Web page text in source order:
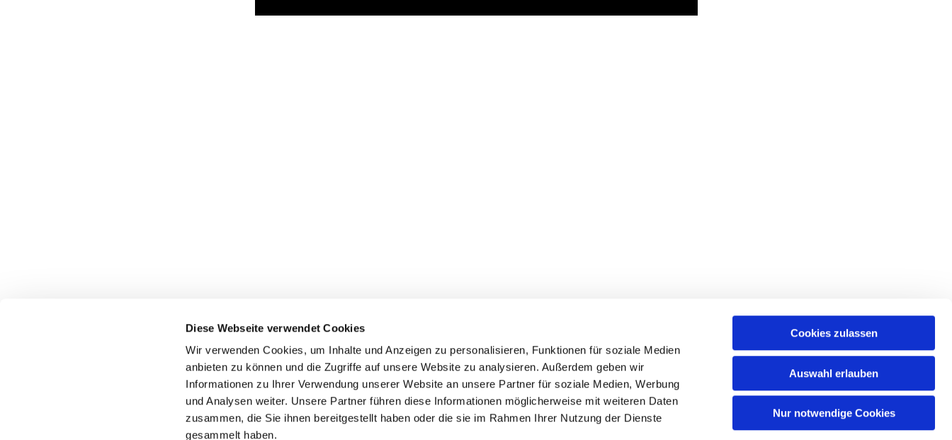
Diese Webseite verwendet Cookies
Wir verwenden Cookies, um Inhalte und Anzeigen zu personalisieren, Funktionen für soziale Medien
anbieten zu können und die Zugriffe auf unsere Website zu analysieren. Außerdem geben wir
Informationen zu Ihrer Verwendung unserer Website an unsere Partner für soziale Medien, Werbung
und Analysen weiter. Unsere Partner führen diese Informationen möglicherweise mit weiteren Daten
zusammen, die Sie ihnen bereitgestellt haben oder die sie im Rahmen Ihrer Nutzung der Dienste
gesammelt haben.
Cookies zulassen
Auswahl erlauben
Nur notwendige Cookies
+49 2324 25488 Uhlandstraße 32, 45525 Hattingen hattingen-sprockhoevel@kirche-hawi.de